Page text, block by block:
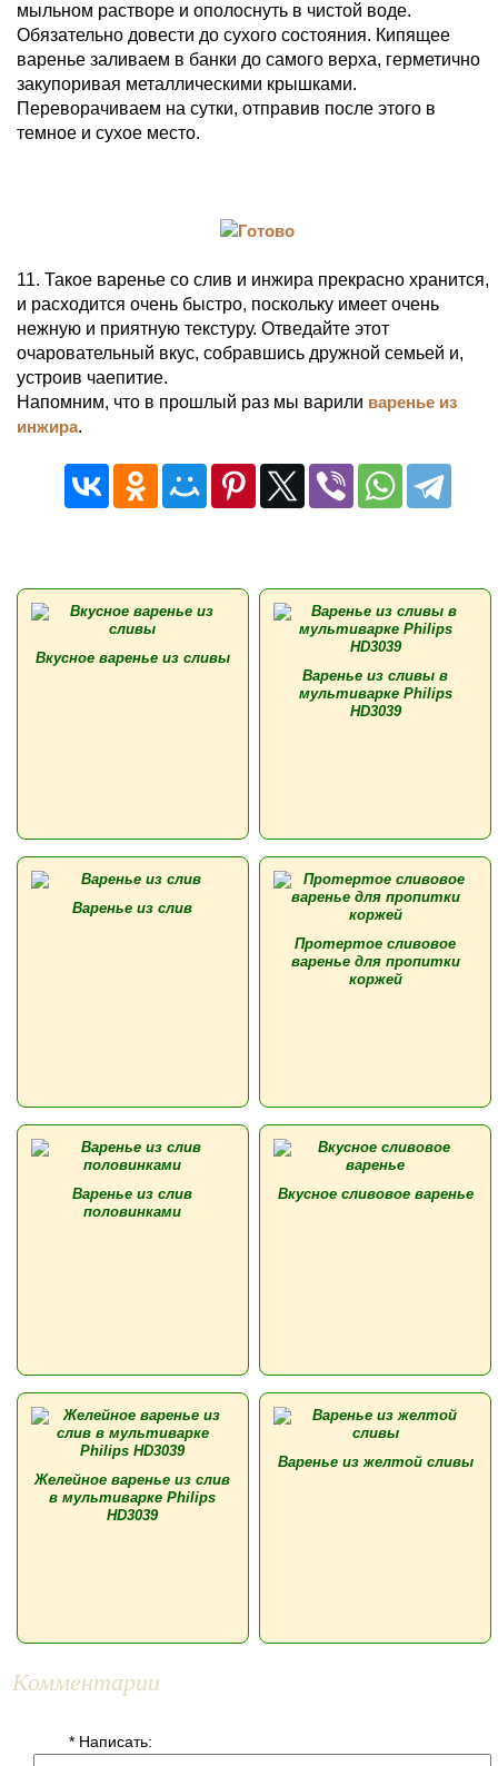
мыльном растворе и ополоснуть в чистой воде.
Обязательно довести до сухого состояния. Кипящее
варенье заливаем в банки до самого верха, герметично
закупоривая металлическими крышками.
Переворачиваем на сутки, отправив после этого в
темное и сухое место.
11. Такое варенье со слив и инжира прекрасно хранится,
и расходится очень быстро, поскольку имеет очень
нежную и приятную текстуру. Отведайте этот
очаровательный вкус, собравшись дружной семьей и,
устроив чаепитие.
Напомним, что в прошлый раз мы варили варенье из
инжира.
Вкусное варенье из сливы
Варенье из сливы в
мультиварке Philips
HD3039
Варенье из слив
Протертое сливовое
варенье для пропитки
коржей
Варенье из слив
половинками
Вкусное сливовое варенье
Желейное варенье из слив
в мультиварке Philips
HD3039
Варенье из желтой сливы
Комментарии
* Написать: